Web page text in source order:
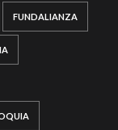
FUNDALIANZA